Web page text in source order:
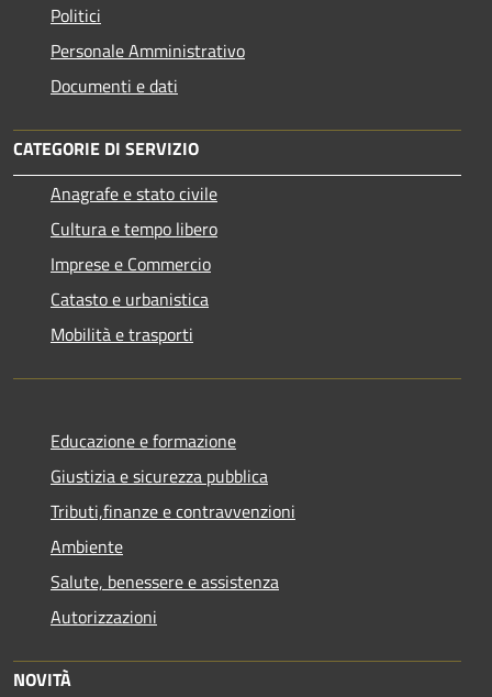
Politici
Personale Amministrativo
Documenti e dati
CATEGORIE DI SERVIZIO
Anagrafe e stato civile
Cultura e tempo libero
Imprese e Commercio
Catasto e urbanistica
Mobilità e trasporti
Educazione e formazione
Giustizia e sicurezza pubblica
Tributi,finanze e contravvenzioni
Ambiente
Salute, benessere e assistenza
Autorizzazioni
NOVITÀ